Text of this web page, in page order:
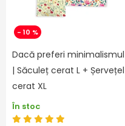
- 10 %
Dacă preferi minimalismul
| Săculeț cerat L + Șervețel
cerat XL
În stoc